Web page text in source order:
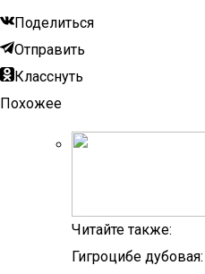
Поделиться
Отправить
Класснуть
Похожее
Читайте также:
Гигроцибе